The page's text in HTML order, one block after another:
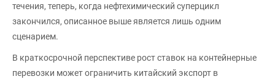
течения, теперь, когда нефтехимический суперцикл
закончился, описанное выше является лишь одним
сценарием.
В краткосрочной перспективе рост ставок на контейнерные
перевозки может ограничить китайский экспорт в